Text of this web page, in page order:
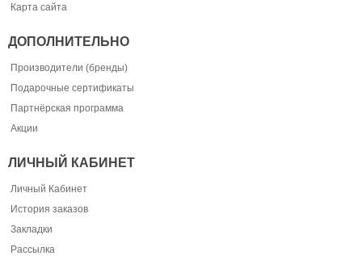
Карта сайта
ДОПОЛНИТЕЛЬНО
Производители (бренды)
Подарочные сертификаты
Партнёрская программа
Акции
ЛИЧНЫЙ КАБИНЕТ
Личный Кабинет
История заказов
Закладки
Рассылка